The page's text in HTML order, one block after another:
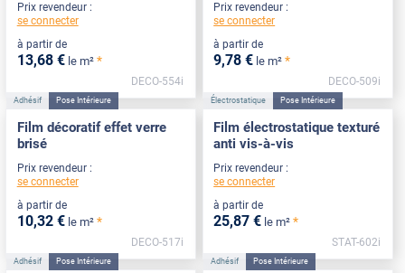
Prix revendeur :
se connecter
à partir de
13,68 € le m² *
DECO-554i
Prix revendeur :
se connecter
à partir de
9,78 € le m² *
DECO-509i
Adhésif Pose Intérieure
Film décoratif effet verre
brisé
Prix revendeur :
se connecter
à partir de
10,32 € le m² *
DECO-517i
Électrostatique Pose Intérieure
Film électrostatique texturé
anti vis-à-vis
Prix revendeur :
se connecter
à partir de
25,87 € le m² *
STAT-602i
Adhésif Pose Intérieure Adhésif Pose Intérieure